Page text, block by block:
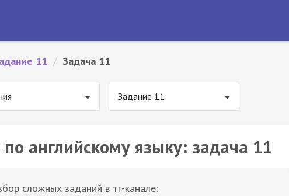
11 / Задача 11
Задание 11
английскому языку: задача 11
сложных заданий в тг-канале: